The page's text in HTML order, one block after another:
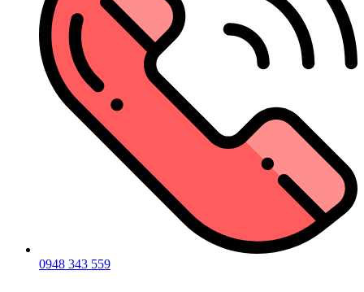
0948 343 559